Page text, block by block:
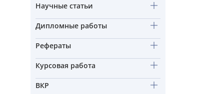
Научные статьи
Дипломные работы
Рефераты
Курсовая работа
ВКР